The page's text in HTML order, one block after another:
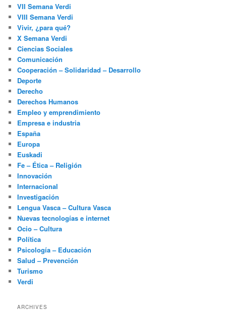
VII Semana Verdi
VIII Semana Verdi
Vivir, ¿para qué?
X Semana Verdi
Ciencias Sociales
Comunicación
Cooperación – Solidaridad – Desarrollo
Deporte
Derecho
Derechos Humanos
Empleo y emprendimiento
Empresa e industria
España
Europa
Euskadi
Fe – Ética – Religión
Innovación
Internacional
Investigación
Lengua Vasca – Cultura Vasca
Nuevas tecnologías e internet
Ocio – Cultura
Política
Psicología – Educación
Salud – Prevención
Turismo
Verdi
ARCHIVES